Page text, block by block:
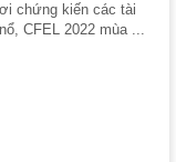
chứng kiến các tài
CFEL 2022 mùa ...